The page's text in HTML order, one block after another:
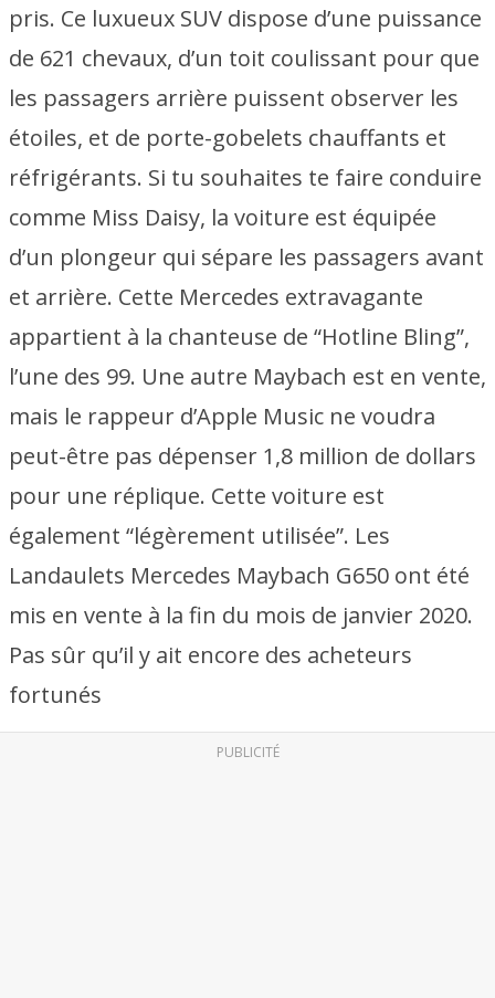
pris. Ce luxueux SUV dispose d’une puissance
de 621 chevaux, d’un toit coulissant pour que
les passagers arrière puissent observer les
étoiles, et de porte-gobelets chauffants et
réfrigérants. Si tu souhaites te faire conduire
comme Miss Daisy, la voiture est équipée
d’un plongeur qui sépare les passagers avant
et arrière. Cette Mercedes extravagante
appartient à la chanteuse de “Hotline Bling”,
l’une des 99. Une autre Maybach est en vente,
mais le rappeur d’Apple Music ne voudra
peut-être pas dépenser 1,8 million de dollars
pour une réplique. Cette voiture est
également “légèrement utilisée”. Les
Landaulets Mercedes Maybach G650 ont été
mis en vente à la fin du mois de janvier 2020.
Pas sûr qu’il y ait encore des acheteurs
fortunés
PUBLICITÉ